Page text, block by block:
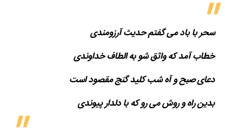
سحر با باد می گفتم حدیث آرزومندی
خطاب آمد که واثق شو به الطاف خداوندی
دعای صبح و آه شب کلید گنج مقصود است
بدین راه و روش می رو که با دلدار پیوندی